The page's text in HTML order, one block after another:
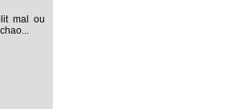
mal ou